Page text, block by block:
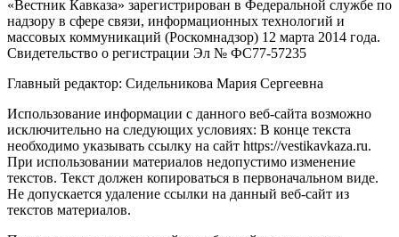
«Вестник Кавказа» зарегистрирован в Федеральной службе по
надзору в сфере связи, информационных технологий и
массовых коммуникаций (Роскомнадзор) 12 марта 2014 года.
Свидетельство о регистрации Эл № ФС77-57235
Главный редактор: Сидельникова Мария Сергеевна
Использование информации с данного веб-сайта возможно
исключительно на следующих условиях: В конце текста
необходимо указывать ссылку на сайт https://vestikavkaza.ru.
При использовании материалов недопустимо изменение
текстов. Текст должен копироваться в первоначальном виде.
Не допускается удаление ссылки на данный веб-сайт из
текстов материалов.